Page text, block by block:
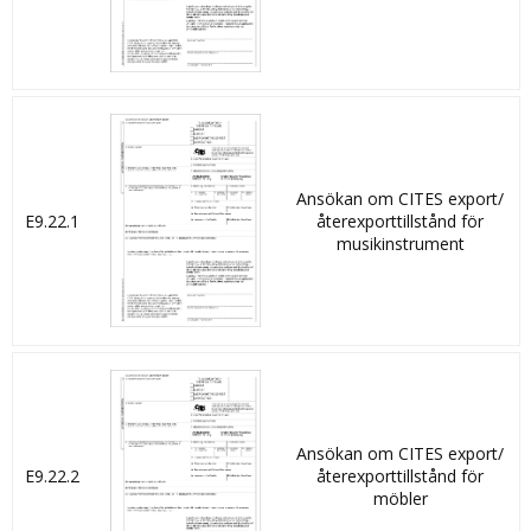
E9.22.1
Ansökan om CITES export/
återexporttillstånd för
musikinstrument
E9.22.2
Ansökan om CITES export/
återexporttillstånd för
möbler